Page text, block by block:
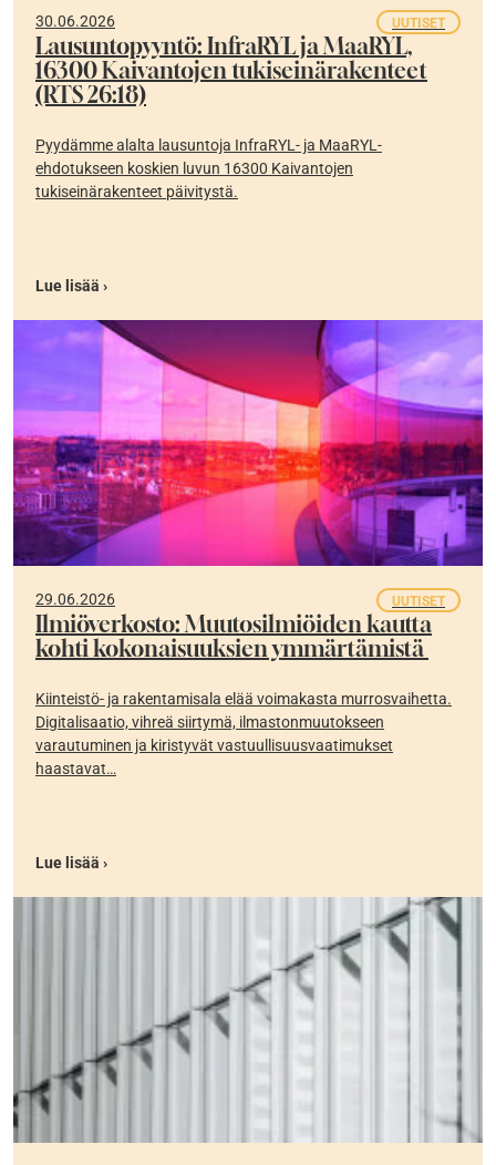
30.06.2026 UUTISET
Lausuntopyyntö: InfraRYL ja MaaRYL,
16300 Kaivantojen tukiseinärakenteet
(RTS 26:18)
Pyydämme alalta lausuntoja InfraRYL- ja MaaRYL-
ehdotukseen koskien luvun 16300 Kaivantojen
tukiseinärakenteet päivitystä.
Lue lisää ›
29.06.2026 UUTISET
Ilmiöverkosto: Muutosilmiöiden kautta
kohti kokonaisuuksien ymmärtämistä
Kiinteistö- ja rakentamisala elää voimakasta murrosvaihetta.
Digitalisaatio, vihreä siirtymä, ilmastonmuutokseen
varautuminen ja kiristyvät vastuullisuusvaatimukset
haastavat…
Lue lisää ›